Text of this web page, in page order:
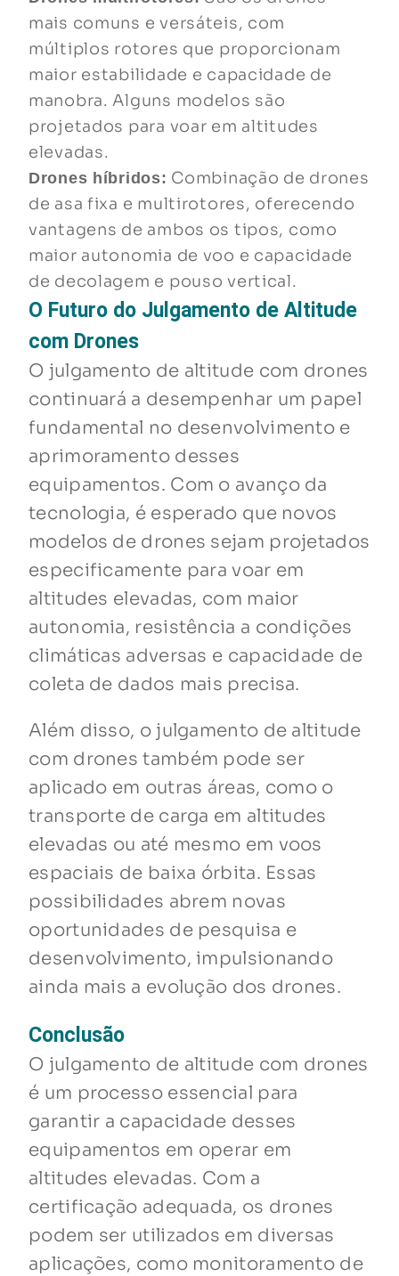
mais comuns e versáteis, com
múltiplos rotores que proporcionam
maior estabilidade e capacidade de
manobra. Alguns modelos são
projetados para voar em altitudes
elevadas.
Drones híbridos: Combinação de drones
de asa fixa e multirotores, oferecendo
vantagens de ambos os tipos, como
maior autonomia de voo e capacidade
de decolagem e pouso vertical.
O Futuro do Julgamento de Altitude
com Drones
O julgamento de altitude com drones
continuará a desempenhar um papel
fundamental no desenvolvimento e
aprimoramento desses
equipamentos. Com o avanço da
tecnologia, é esperado que novos
modelos de drones sejam projetados
especificamente para voar em
altitudes elevadas, com maior
autonomia, resistência a condições
climáticas adversas e capacidade de
coleta de dados mais precisa.
Além disso, o julgamento de altitude
com drones também pode ser
aplicado em outras áreas, como o
transporte de carga em altitudes
elevadas ou até mesmo em voos
espaciais de baixa órbita. Essas
possibilidades abrem novas
oportunidades de pesquisa e
desenvolvimento, impulsionando
ainda mais a evolução dos drones.
Conclusão
O julgamento de altitude com drones
é um processo essencial para
garantir a capacidade desses
equipamentos em operar em
altitudes elevadas. Com a
certificação adequada, os drones
podem ser utilizados em diversas
aplicações, como monitoramento de